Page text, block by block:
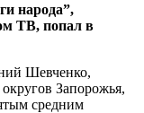
народа”,
ТВ, попал в
Шевченко,
Запорожья,
средним